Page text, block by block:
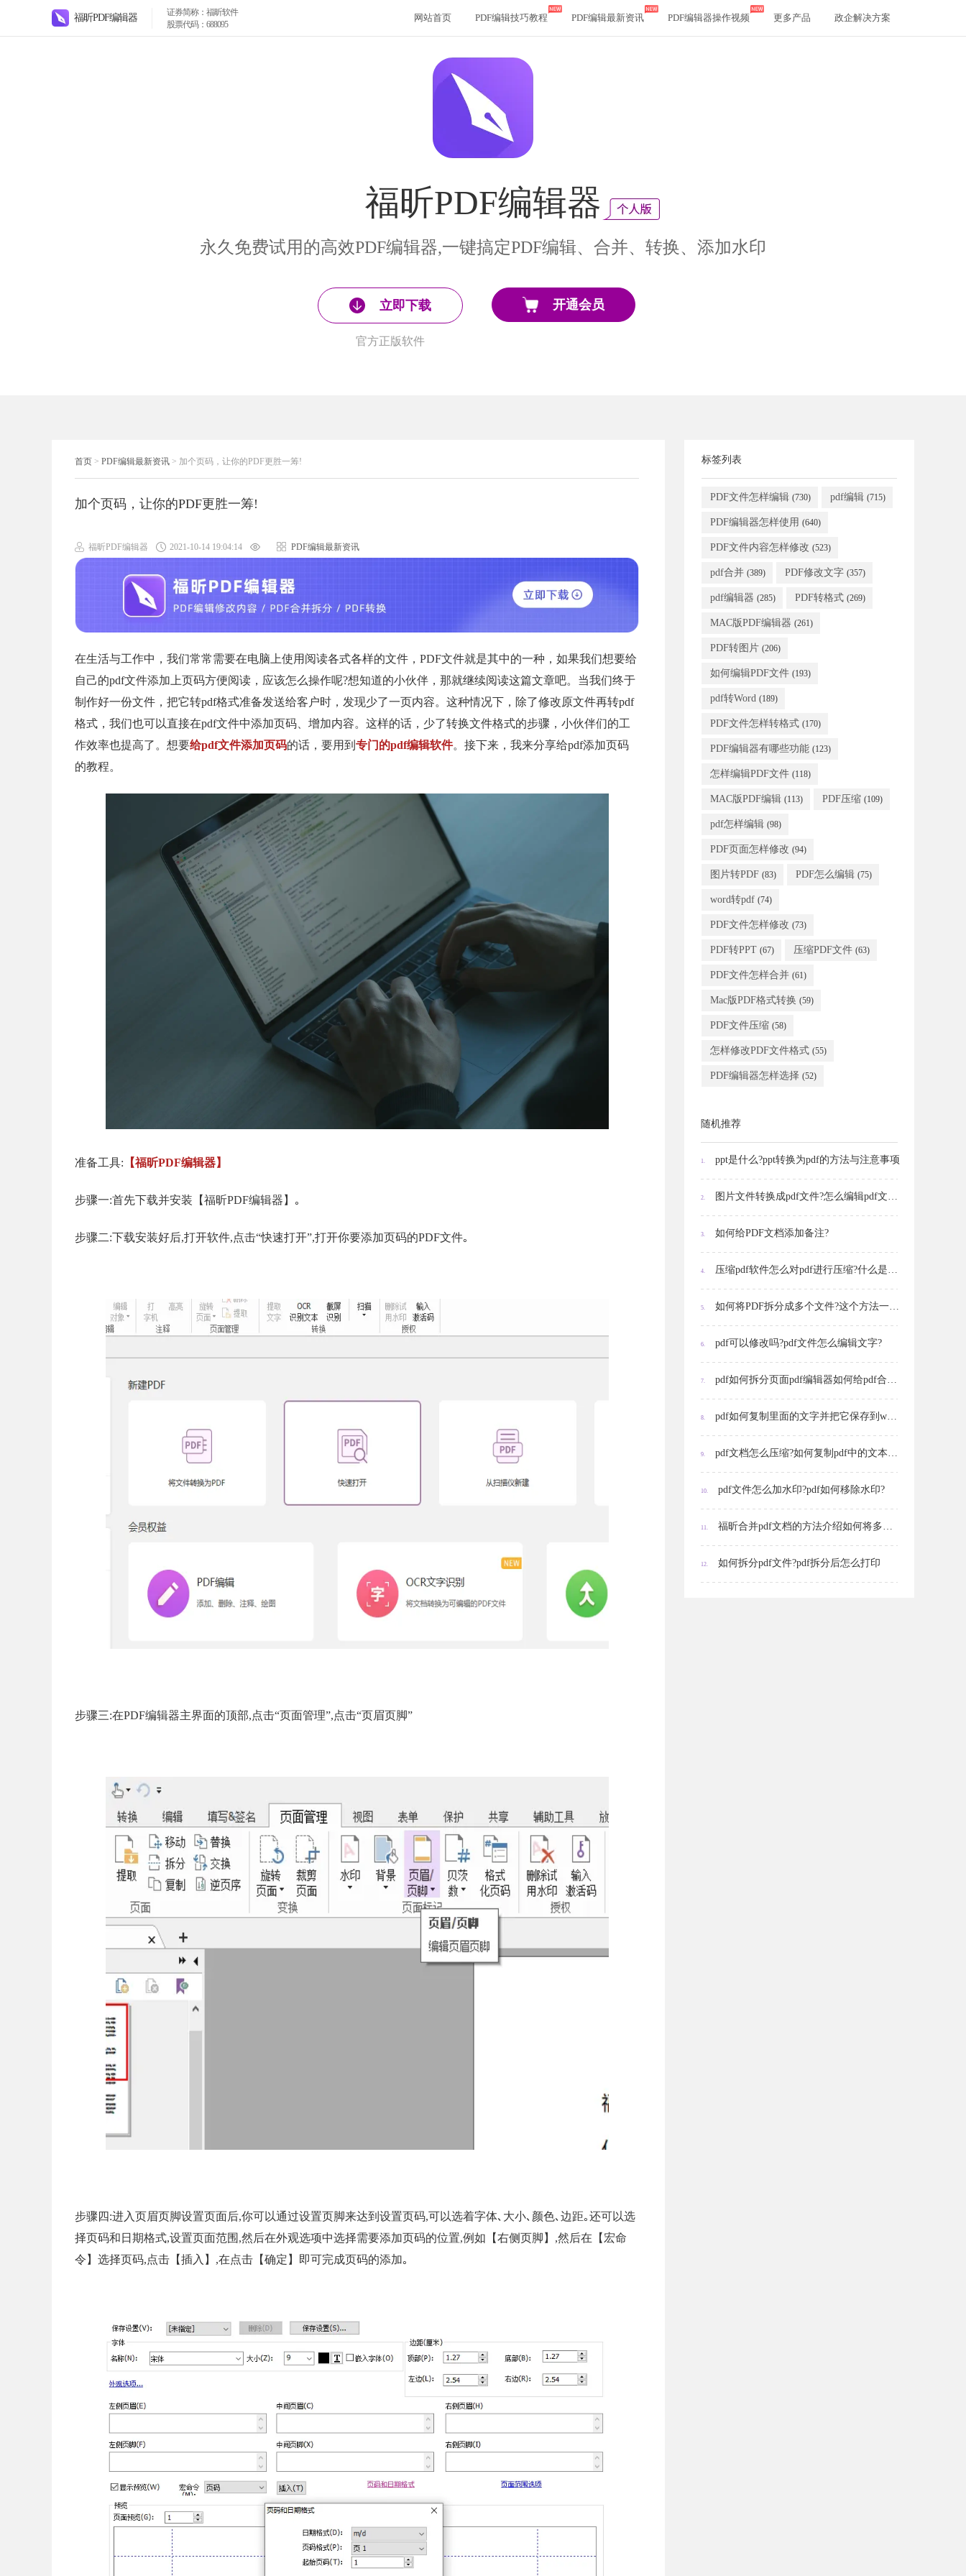
福昕PDF编辑器
证券简称：福昕软件
股票代码：688095
网站首页 PDF编辑技巧教程 PDF编辑最新资讯 PDF编辑器操作视频 更多产品 政企解决方案
福昕PDF编辑器
永久免费试用的高效PDF编辑器,一键搞定PDF编辑、合并、转换、添加水印
立即下载
官方正版软件
开通会员
首页 > PDF编辑最新资讯 > 加个页码，让你的PDF更胜一筹!
加个页码，让你的PDF更胜一筹!
福昕PDF编辑器 2021-10-14 19:04:14 PDF编辑最新资讯
在生活与工作中，我们常常需要在电脑上使用阅读各式各样的文件，PDF文件就是其中的一种，如果我们想要给
自己的pdf文件添加上页码方便阅读，应该怎么操作呢?想知道的小伙伴，那就继续阅读这篇文章吧。当我们终于
制作好一份文件，把它转pdf格式准备发送给客户时，发现少了一页内容。这种情况下，除了修改原文件再转pdf
格式，我们也可以直接在pdf文件中添加页码、增加内容。这样的话，少了转换文件格式的步骤，小伙伴们的工
作效率也提高了。想要给pdf文件添加页码的话，要用到 专门的pdf编辑软件。接下来，我来分享给pdf添加页码
的教程。
准备工具: 【福昕PDF编辑器】
步骤一:首先下载并安装【福昕PDF编辑器】｡
步骤二:下载安装好后,打开软件,点击“快速打开”,打开你要添加页码的PDF文件｡
步骤三:在PDF编辑器主界面的顶部,点击“页面管理”,点击“页眉页脚”
步骤四:进入页眉页脚设置页面后,你可以通过设置页脚来达到设置页码,可以选着字体､大小､颜色､边距｡还可以选
择页码和日期格式,设置页面范围,然后在外观选项中选择需要添加页码的位置,例如【右侧页脚】,然后在【宏命
令】选择页码,点击【插入】,在点击【确定】即可完成页码的添加｡
标签列表
PDF文件怎样编辑 (730) pdf编辑 (715)
PDF编辑器怎样使用 (640)
PDF文件内容怎样修改 (523)
pdf合并 (389) PDF修改文字 (357)
pdf编辑器 (285) PDF转格式 (269)
MAC版PDF编辑器 (261)
PDF转图片 (206)
如何编辑PDF文件 (193)
pdf转Word (189)
PDF文件怎样转格式 (170)
PDF编辑器有哪些功能 (123)
怎样编辑PDF文件 (118)
MAC版PDF编辑 (113) PDF压缩 (109)
pdf怎样编辑 (98)
PDF页面怎样修改 (94)
图片转PDF (83) PDF怎么编辑 (75)
word转pdf (74)
PDF文件怎样修改 (73)
PDF转PPT (67) 压缩PDF文件 (63)
PDF文件怎样合并 (61)
Mac版PDF格式转换 (59)
PDF文件压缩 (58)
怎样修改PDF文件格式 (55)
PDF编辑器怎样选择 (52)
随机推荐
1. ppt是什么?ppt转换为pdf的方法与注意事项
2. 图片文件转换成pdf文件?怎么编辑pdf文件内的图片
3. 如何给PDF文档添加备注?
4. 压缩pdf软件怎么对pdf进行压缩?什么是文件压缩
5. 如何将PDF拆分成多个文件?这个方法一定要学会!
6. pdf可以修改吗?pdf文件怎么编辑文字?
7. pdf如何拆分页面pdf编辑器如何给pdf合同加盖图章
8. pdf如何复制里面的文字并把它保存到word文档里面?pdf如何复制页面?
9. pdf文档怎么压缩?如何复制pdf中的文本信息?
10. pdf文件怎么加水印?pdf如何移除水印?
11. 福昕合并pdf文档的方法介绍如何将多个Word转化成一个PDF?
12. 如何拆分pdf文件?pdf拆分后怎么打印